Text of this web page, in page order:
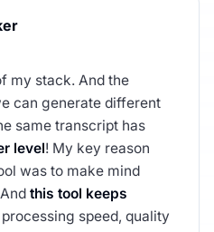
my stack. And the
can generate different
same transcript has
level! My key reason
was to make mind
this tool keeps
processing speed, quality